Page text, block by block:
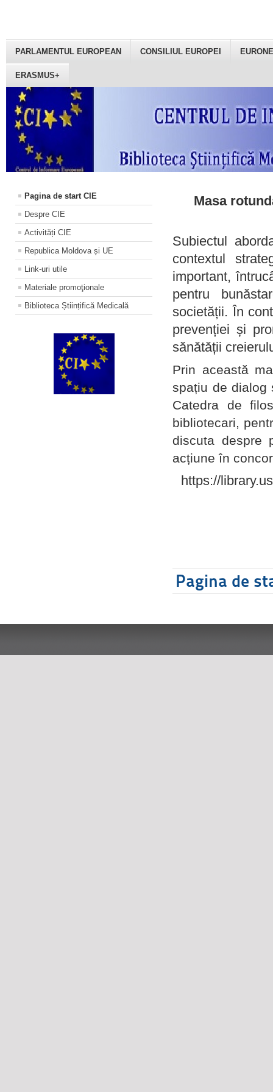
PARLAMENTUL EUROPEAN CONSILIUL EUROPEI
ERASMUS+
Pagina de start CIE
Despre CIE
Activități CIE
Republica Moldova și UE
Link-uri utile
Materiale promoţionale
Biblioteca Științifică Medicală
Masa
Subiectul
contextul
important,
pentru
societății. În
prevenției și
sănătății
Prin această
spațiu de dialog
Catedra de
bibliotecari,
discuta despre
acțiune în
https://
Pagina de